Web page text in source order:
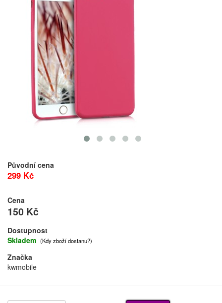
Původní cena
299 Kč
Cena
150 Kč
Dostupnost
Skladem (Kdy zboží dostanu?)
Značka
kwmobile